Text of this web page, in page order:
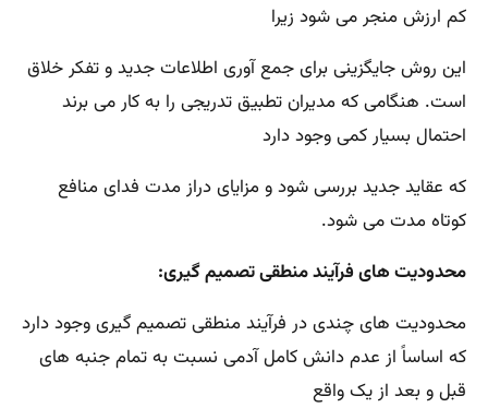
کم ارزش منجر می شود زیرا
این روش جایگزینی برای جمع آوری اطلاعات جدید و تفکر خلاق
است. هنگامی که مدیران تطبیق تدریجی را به کار می برند
احتمال بسیار کمی وجود دارد
که عقاید جدید بررسی شود و مزایای دراز مدت فدای منافع
کوتاه مدت می شود.
محدودیت های فرآیند منطقی تصمیم گیری:
محدودیت های چندی در فرآیند منطقی تصمیم گیری وجود دارد
که اساساً از عدم دانش کامل آدمی نسبت به تمام جنبه های
قبل و بعد از یک واقع